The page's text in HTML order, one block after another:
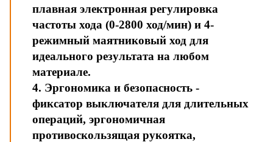
плавная электронная регулировка
частоты хода (0-2800 ход/мин) и 4-
режимный маятниковый ход для
идеального результата на любом
материале.
4. Эргономика и безопасность -
фиксатор выключателя для длительных
операций, эргономичная
противоскользящая рукоятка,